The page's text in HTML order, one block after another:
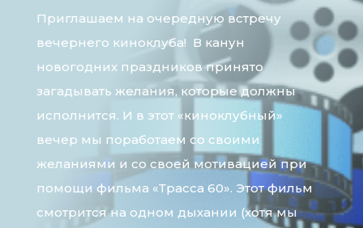
Приглашаем на очередную встречу
вечернего киноклуба! В канун
новогодних праздников принято
загадывать желания, которые должны
исполнится. И в этот «киноклубный»
вечер мы поработаем со своими
желаниями и со своей мотивацией при
помощи фильма «Трасса 60». Этот фильм
смотрится на одном дыхании (хотя мы